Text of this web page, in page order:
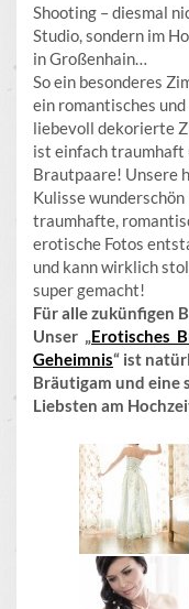
Shooting – diesmal
Studio, sondern im
in Großenhain…
So ein besonderes
ein romantisches
liebevoll dekorierte
ist einfach traumhaft
Brautpaare! Unsere
Kulisse wunderschön
traumhafte,
erotische Fotos
und kann wirklich
super gemacht!
Für alle zukünfigen
Unser „Erotisches
Geheimnis“ ist
Bräutigam und eine
Liebsten am